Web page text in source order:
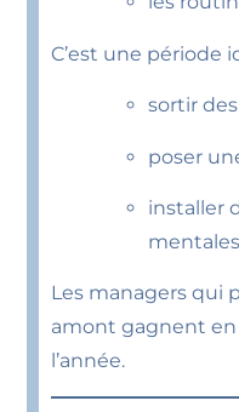
C’est une période
sortir
poser
installer
Les managers qui
amont gagnent
l’année.